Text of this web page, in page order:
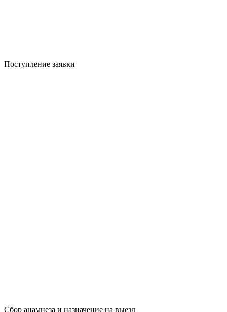
Поступление заявки
Сбор анамнеза и назначение на выезд